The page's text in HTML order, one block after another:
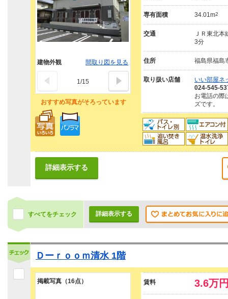
おすすめ写真がそろっています
建物外観 間取り図を見る
1/15
専有面積 34.01m2
交通
ＪＲ東北
3分
住所 福島県福島
取り扱い店舗
いい部屋ネ
024-545-
お電話の際
ズです。
詳細表示する
すべてをチェック 詳細表示する
Ｄーｒｏｏｍ清水 1階
掲載写真（16点） 賃料 3.6万